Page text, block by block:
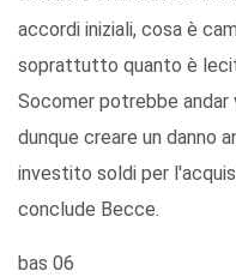
accordi iniziali, cosa è
soprattutto quanto è
Socomer potrebbe andar
dunque creare un danno
investito soldi per
conclude Becce.
bas 06